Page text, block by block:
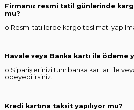
Firmanız resmi tatil günlerinde
mu?
o Resmi tatillerde kargo teslimatı
Havale veya Banka kartı ile ödeme
o Siparişlerinizi tüm banka kartları ile
ödeyebilirsiniz.
Kredi kartına taksit yapılıyor mu?